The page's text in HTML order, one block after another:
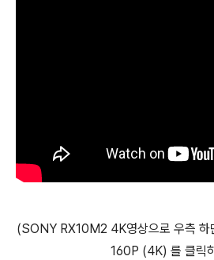
(SONY RX10M2 4K영상으로 우측 하
160P (4K) 를 클릭